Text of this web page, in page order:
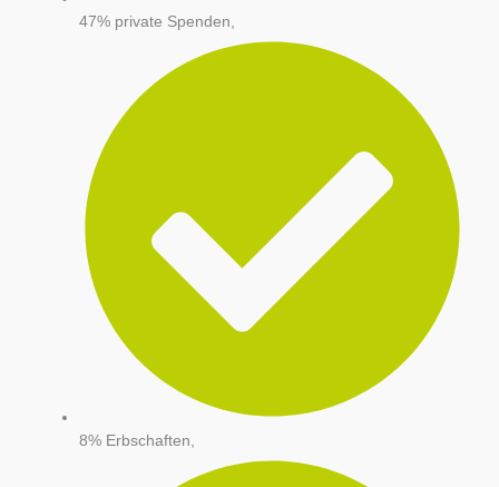
47% private Spenden,
8% Erbschaften,